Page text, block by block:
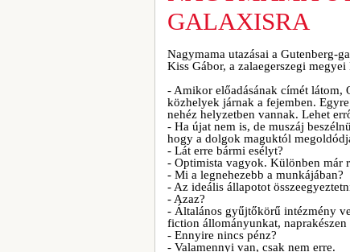
GALAXISRA
Nagymama utazásai a Gutenberg-
Kiss Gábor, a zalaegerszegi
- Amikor előadásának címét látom,
közhelyek járnak a fejemben.
nehéz helyzetben vannak. Lehet
- Ha újat nem is, de muszáj
hogy a dolgok maguktól
- Lát erre bármi esélyt?
- Optimista vagyok. Különben már
- Mi a legnehezebb a munkájában?
- Az ideális állapotot
- Azaz?
- Általános gyűjtőkörű intézmény
fiction állományunkat,
- Ennyire nincs pénz?
- Valamennyi van, csak nem erre.